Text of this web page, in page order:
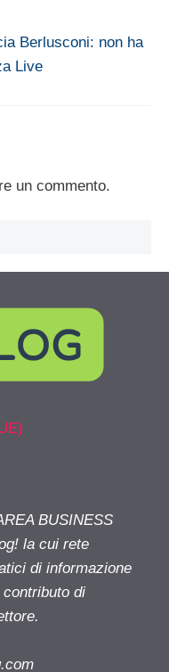
Berlusconi: non ha
Live
un commento.
BUSINESS
la cui rete
di informazione
di